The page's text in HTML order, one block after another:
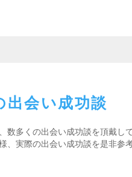
出会い成功談
数多くの出会い成功談を頂戴し
、 実際の出会い成功談を是非参